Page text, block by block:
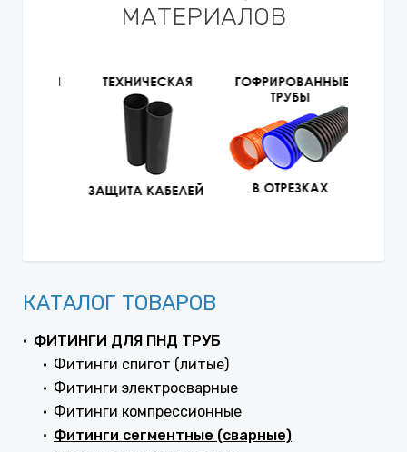
МАТЕРИАЛОВ
КАТАЛОГ ТОВАРОВ
ФИТИНГИ ДЛЯ ПНД ТРУБ
Фитинги спигот (литые)
Фитинги электросварные
Фитинги компрессионные
Фитинги сегментные (сварные)